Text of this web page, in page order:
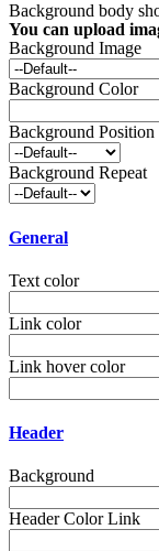
Background body
You can upload
Background Image
Background Color
Background Position
Background Repeat
General
Text color
Link color
Link hover color
Header
Background
Header Color Link